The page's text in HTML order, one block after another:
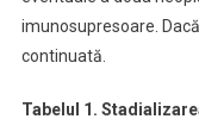
imunosupresoare.
continuată.
Tabelul 1.